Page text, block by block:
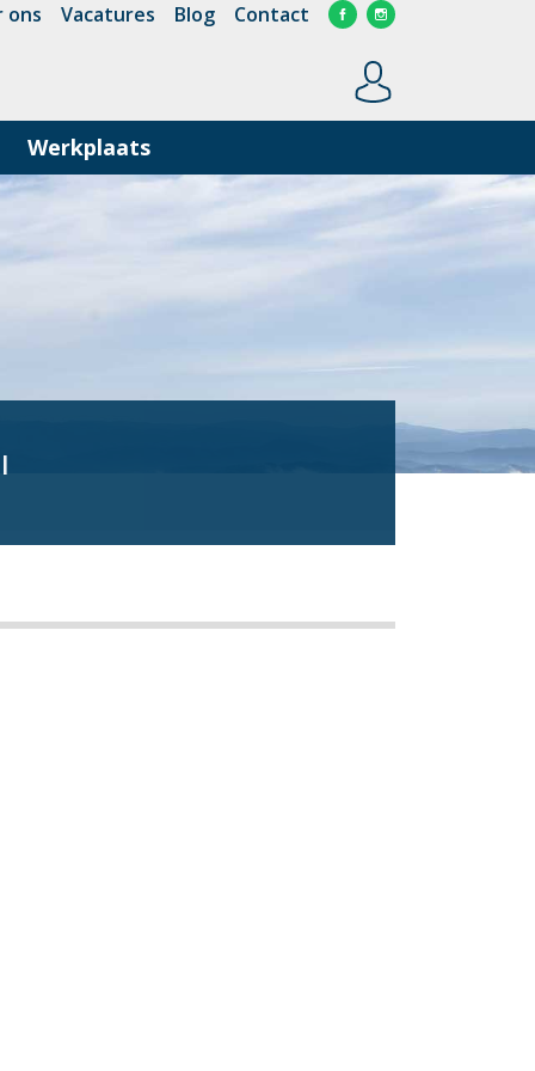
ons Vacatures Blog Contact
Werkplaats